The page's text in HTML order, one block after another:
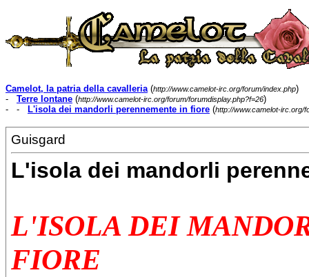
Camelot, la patria della cavalleria(http://www.camelot-irc.org/forum/index.php)
- Terre lontane (http://www.camelot-irc.org/forum/forumdisplay.php?f=26)
- -
L'isola dei mandorli perennemente in fiore (http://www.camelot-irc.org/
Guisgard
L'isola dei mandorli
L'ISOLA DEI
FIORE